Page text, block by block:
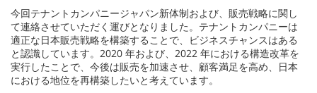
今回テナントカンパニージャパン新体制および、販売戦略に関し
て連絡させていただく運びとなりました。テナントカンパニーは
適正な日本販売戦略を構築することで、ビジネスチャンスはある
と認識しています。2020 年および、2022 年における構造改革を
実行したことで、今後は販売を加速させ、顧客満足を高め、日本
における地位を再構築したいと考えています。